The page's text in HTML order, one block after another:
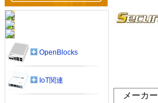
メーカー
OpenBlocks
IoT関連